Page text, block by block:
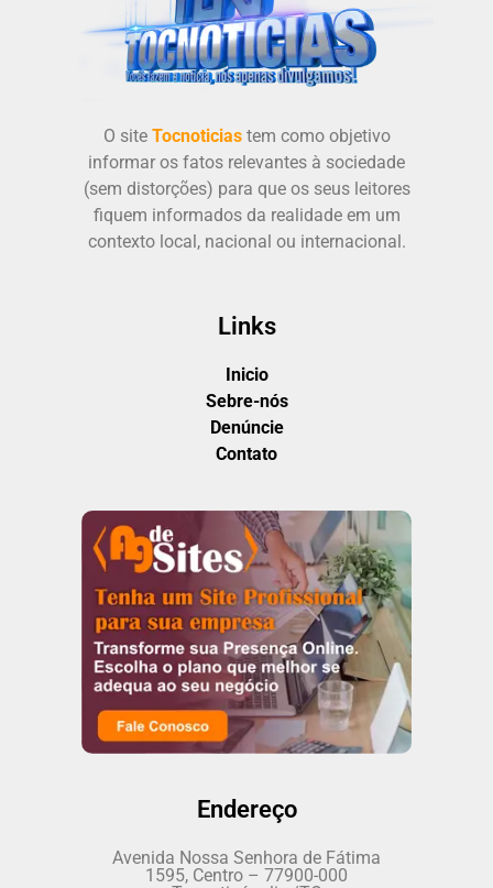
O site Tocnoticiastem como objetivo
informar os fatos relevantes à sociedade
(sem distorções) para que os seus leitores
fiquem informados da realidade em um
contexto local, nacional ou internacional.
Links
Inicio
Sebre-nós
Denúncie
Contato
Endereço
Avenida Nossa Senhora de Fátima
1595, Centro – 77900-000